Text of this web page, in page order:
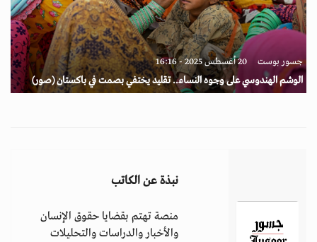
جسور بوست 20 أغسطس 2025 - 16:16
الوشم الهندوسي على وجوه النساء.. تقليد يختفي بصمت في باكستان (صور)
نبذة عن الكاتب
منصة تهتم بقضايا حقوق الإنسان
والأخبار والدراسات والتحليلات